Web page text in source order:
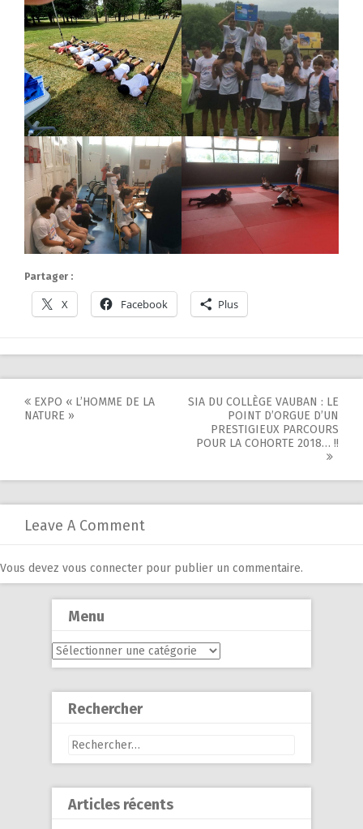
Partager :
X Facebook Plus
Post
EXPO « L’HOMME DE LA
NATURE »
SIA DU COLLÈGE VAUBAN : LE
POINT D’ORGUE D’UN
PRESTIGIEUX PARCOURS
POUR LA COHORTE 2018… !!
Leave A Comment
Vous devez vous connecter pour publier un commentaire.
Menu
Menu
Rechercher
Rechercher :
Articles récents